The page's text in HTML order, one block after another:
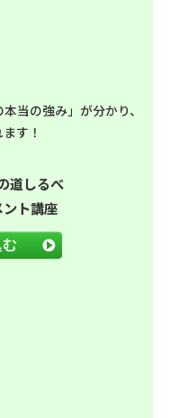
当の強み」が分かり、
す！
道しるべ
ト講座